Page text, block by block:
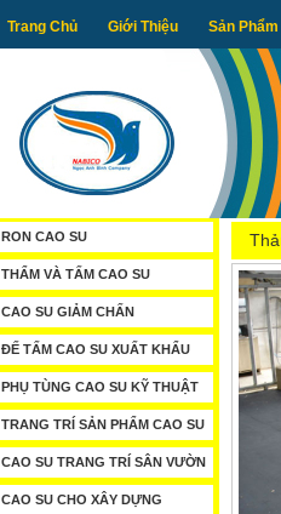
Trang Chủ Giới Thiệu Sản
RON CAO SU
THẨM VÀ TẤM CAO SU
CAO SU GIẢM CHẤN
ĐẾ TẤM CAO SU XUẤT KHẨU
PHỤ TÙNG CAO SU KỸ THUẬT
TRANG TRÍ SẢN PHẨM CAO SU
CAO SU TRANG TRÍ SÂN VƯỜN
CAO SU CHO XÂY DỰNG